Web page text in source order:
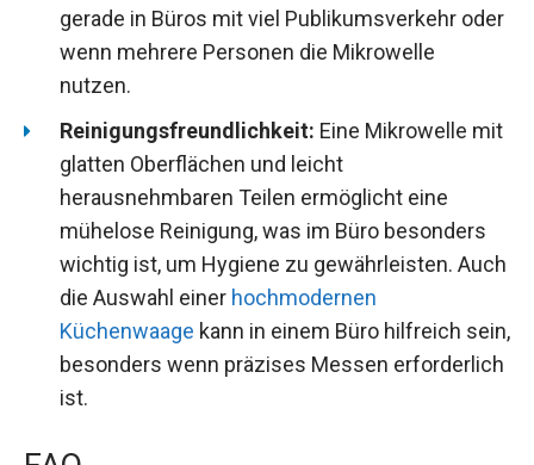
gerade in Büros mit viel Publikumsverkehr oder
wenn mehrere Personen die Mikrowelle
nutzen.
Reinigungsfreundlichkeit: Eine Mikrowelle mit
glatten Oberflächen und leicht
herausnehmbaren Teilen ermöglicht eine
mühelose Reinigung, was im Büro besonders
wichtig ist, um Hygiene zu gewährleisten. Auch
die Auswahl einer hochmodernen
Küchenwaage kann in einem Büro hilfreich sein,
besonders wenn präzises Messen erforderlich
ist.